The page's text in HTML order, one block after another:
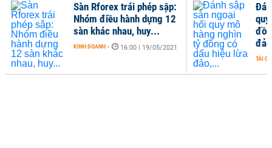
TÀI
Sàn Rforex trái phép sập:
Nhóm điều hành dựng 12
sàn khác nhau, huy...
KINH DOANH - 16:00 | 19/05/2021